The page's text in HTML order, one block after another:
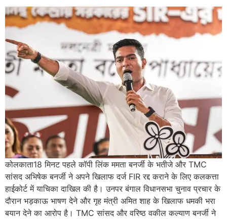
कोलकाता18 मिनट पहले कॉपी लिंक ममता बनर्जी के भतीजे और TMC
सांसद अभिषेक बनर्जी ने अपने खिलाफ दर्ज FIR रद्द कराने के लिए कलकत्ता
हाईकोर्ट में याचिका दाखिल की है। उनपर बंगाल विधानसभा चुनाव प्रचार के
दौरान भड़काऊ भाषण देने और गृह मंत्री अमित शाह के खिलाफ धमकी भरा
बयान देने का आरोप है। TMC सांसद और वरिष्ठ वकील कल्याण बनर्जी ने